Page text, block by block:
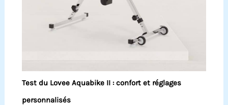
Test du Lovee Aquabike II : confort et réglages
personnalisés